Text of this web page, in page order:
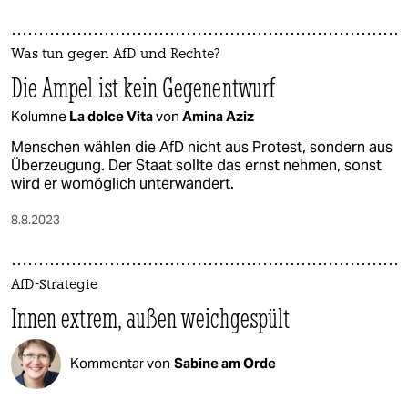
Was tun gegen AfD und Rechte?
Die Ampel ist kein Gegenentwurf
Kolumne La dolce Vitavon Amina Aziz
Menschen wählen die AfD nicht aus Protest, sondern aus
Überzeugung. Der Staat sollte das ernst nehmen, sonst
wird er womöglich unterwandert.
8.8.2023
AfD-Strategie
Innen extrem, außen weichgespült
Kommentar von Sabine am Orde